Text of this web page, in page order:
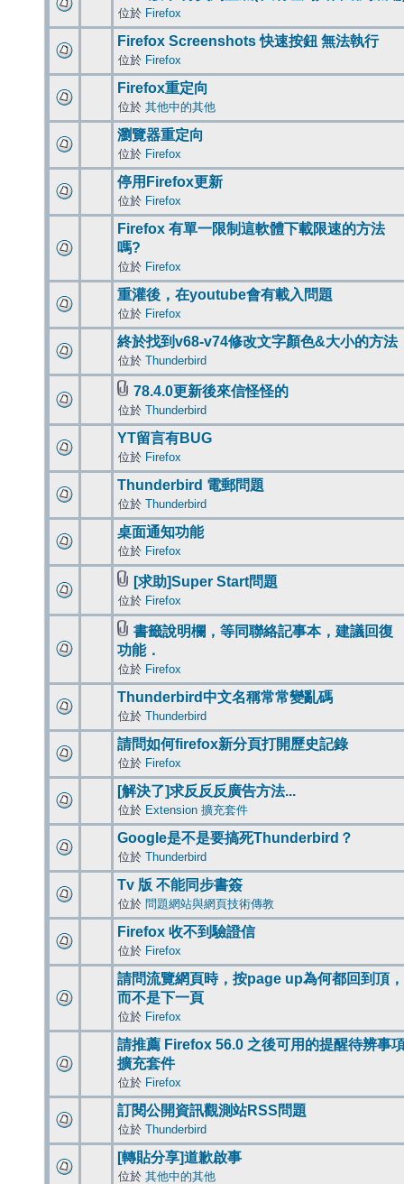
位於 Firefox
Firefox Screenshots 快速按鈕 無法執行
位於 Firefox
Firefox重定向
位於 其他中的其他
瀏覽器重定向
位於 Firefox
停用Firefox更新
位於 Firefox
Firefox 有單一限制這軟體下載限速的方法
嗎?
位於 Firefox
重灌後，在youtube會有載入問題
位於 Firefox
終於找到v68-v74修改文字顏色&大小的方法
位於 Thunderbird
78.4.0更新後來信怪怪的
位於 Thunderbird
YT留言有BUG
位於 Firefox
Thunderbird 電郵問題
位於 Thunderbird
桌面通知功能
位於 Firefox
[求助]Super Start問題
位於 Firefox
書籤說明欄，等同聯絡記事本，建議回復
功能．
位於 Firefox
Thunderbird中文名稱常常變亂碼
位於 Thunderbird
請問如何firefox新分頁打開歷史記錄
位於 Firefox
[解決了]求反反反廣告方法...
位於 Extension 擴充套件
Google是不是要搞死Thunderbird？
位於 Thunderbird
Tv 版 不能同步書簽
位於 問題網站與網頁技術傳教
Firefox 收不到驗證信
位於 Firefox
請問流覽網頁時，按page up為何都回到頂，
而不是下一頁
位於 Firefox
請推薦 Firefox 56.0 之後可用的提醒待辨事
擴充套件
位於 Firefox
訂閱公開資訊觀測站RSS問題
位於 Thunderbird
[轉貼分享]道歉啟事
位於 其他中的其他